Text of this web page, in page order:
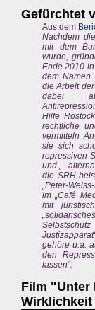
Gefürchtet
Aus dem
Nachdem
mit dem
wurde,
Ende 2010
dem Namen
die Arbeit
dabei
Hilfe
rechtliche
vermitteln
sie sich
repressiven
und
die SRH
„Peter-
im „Café
mit
gehöre u.a.
den
lassen“.
Film "Unter